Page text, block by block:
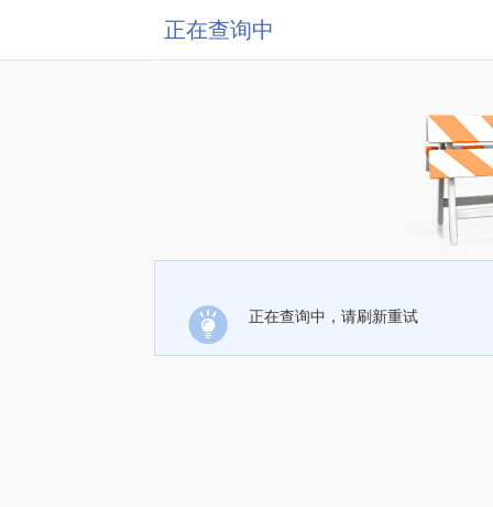
正在查询中
正在查询中，请刷新重试